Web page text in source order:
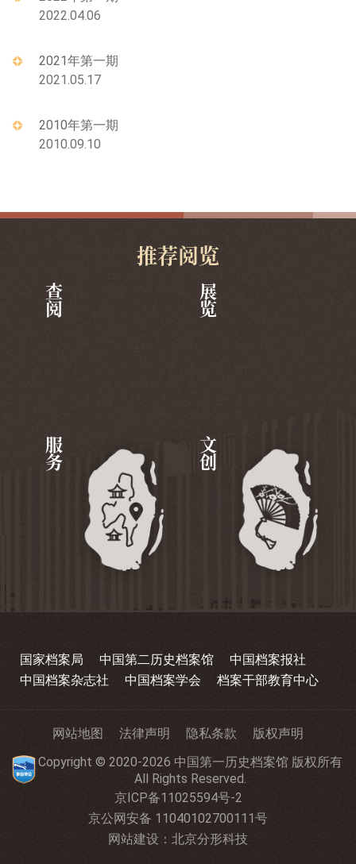
2022.04.06
2021年第一期
2021.05.17
2010年第一期
2010.09.10
推荐阅览
查阅 展览
服务 文创
国家档案局 中国第二历史档案馆
中国档案报社
中国档案杂志社
中国档案学会 档案干部教育中心
网站地图 法律声明 隐私条款
版权声明
Copyright © 2020-2026 中国第一历史档案馆 版权所有
All Rights Reserved.
京ICP备11025594号-2
京公网安备 11040102700111号
网站建设 ： 北京分形科技